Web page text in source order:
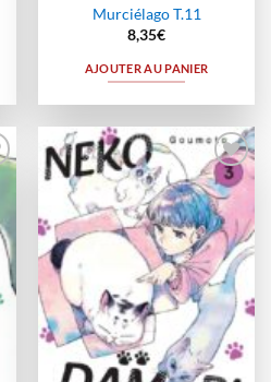
Murciélago T.11
8,35€
AJOUTER AU PANIER
Ajouter
à la
wishlist